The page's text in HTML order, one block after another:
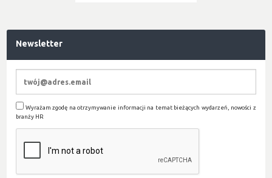
Newsletter
Wyrażam zgodę na otrzymywanie informacji na temat bieżących wydarzeń, nowości z
branży HR